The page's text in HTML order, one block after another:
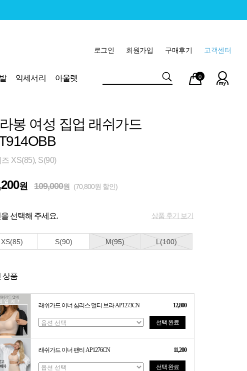
고객센터
구매후기
회원가입
로그인
악세서리
아울렛
마이
페이
장바
구니
0
봉 여성 집업 래쉬가드
XS(85), S(90)
원 109,000원 (70,800원 할인)
선택해 주세요. 상품 후기 보기
XS(85) S(90) M(95) L(100)
상품
래쉬가드 이너 심리스 멀티 브라 AP1273CN 12,800
선택 완료
래쉬가드 이너 팬티 AP1276CN 11,200
선택 완료